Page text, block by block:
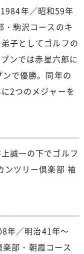
年／昭和59年
・駒沢コースのキ
子としてゴルフの
ンでは赤星六郎に
で優勝。同年の
2つのメジャーを
誠一の下でゴルフ
ンツリー倶楽部 袖
年／明治41年～
部・朝霞コース